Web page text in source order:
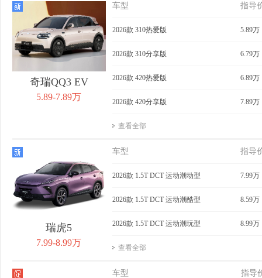
2.99万
QQ冰淇淋 2024款 青
春版 120km 奶昔
获取底价
3.19万
春版 120km 香草
获取底价
3.69万
205km 圣
获
QQ冰淇淋 2024款
205km 元气版
获取底价
3.99万
春版 205km 奶昔
获取底价
QQ冰淇
205km 元
获
奇瑞QQ3 EV
5.89-7.89万
车型 指导
2026款 310热爱版 5.89万
2026款 310分享版 6.79万
2026款 420热爱版 6.89万
2026款 420分享版 7.89万
查看全部
瑞虎5
7.99-8.99万
车型 指导
2026款 1.5T DCT 运动潮动型 7.99万
2026款 1.5T DCT 运动潮酷型 8.59万
2026款 1.5T DCT 运动潮玩型 8.99万
查看全部
车型 指导